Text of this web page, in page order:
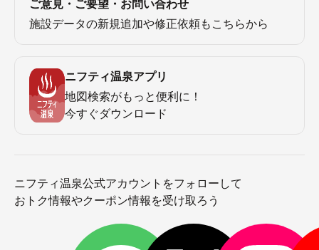
ご意見・ご要望・お問い合わせ
施設データの新規追加や修正依頼もこちらから
ニフティ温泉アプリ
地図検索がもっと便利に！
今すぐダウンロード
ニフティ温泉公式アカウントをフォローして
おトク情報やクーポン情報を受け取ろう